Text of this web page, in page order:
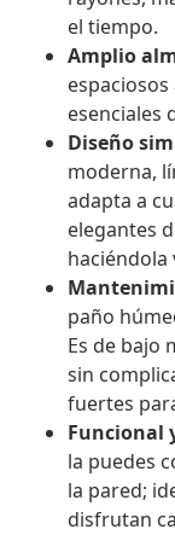
el tiempo.
Amplio
esenciales
Diseño
moderna,
adapta a
elegantes
paño
Es de bajo
sin
fuertes
Funcional
la puedes
la pared;
disfrutan